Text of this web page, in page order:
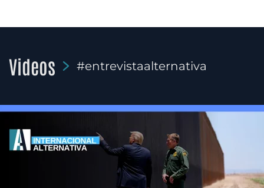
Videos #entrevistaalternativa